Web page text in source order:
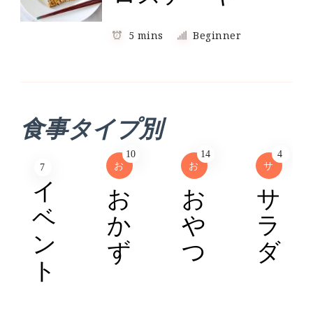
5 mins Beginner
食事タイプ別
7
イ
ベ
ン
ト
お
10
お
か
ず
お
14
お
や
つ
サ
4
サ
ラ
ダ